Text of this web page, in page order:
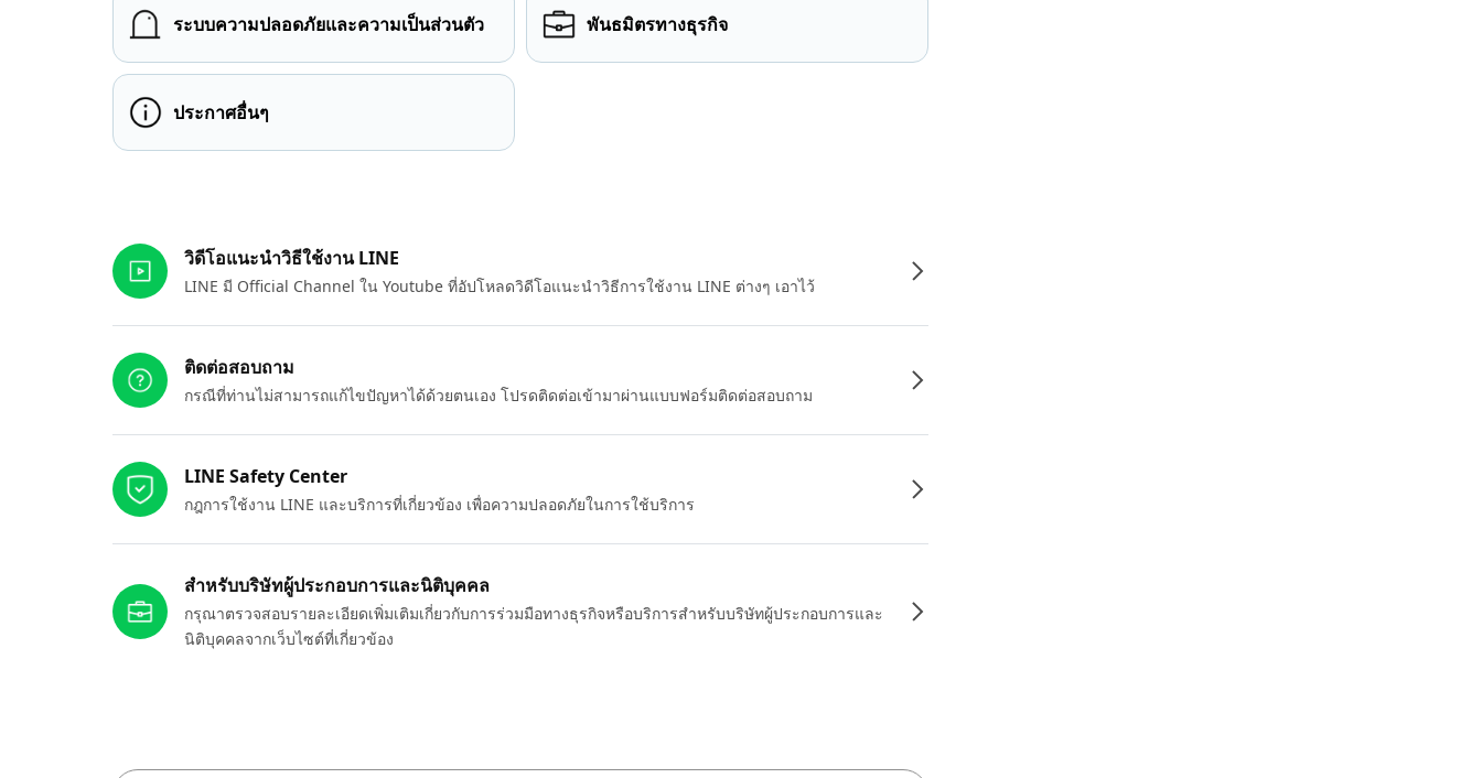
ระบบความปลอดภัยและความเป็นส่วนตัว พันธมิตรทางธุรกิจ
ประกาศอื่นๆ
วิดีโอแนะนำวิธีใช้งาน LINE
LINE มี Official Channel ใน Youtube ที่อัปโหลดวิดีโอแนะนำวิธีการใช้งาน LINE ต่างๆ เอาไว้
ติดต่อสอบถาม
กรณีที่ท่านไม่สามารถแก้ไขปัญหาได้ด้วยตนเอง โปรดติดต่อเข้ามาผ่านแบบฟอร์มติดต่อสอบถาม
LINE Safety Center
กฎการใช้งาน LINE และบริการที่เกี่ยวข้อง เพื่อความปลอดภัยในการใช้บริการ
สำหรับบริษัทผู้ประกอบการและนิติบุคคล
กรุณาตรวจสอบรายละเอียดเพิ่มเติมเกี่ยวกับการร่วมมือทางธุรกิจหรือบริการสำหรับบริษัทผู้ประกอบการและ
นิติบุคคลจากเว็บไซต์ที่เกี่ยวข้อง